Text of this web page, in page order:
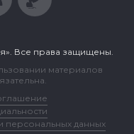
Все права защищены.
материалов
персональных данных